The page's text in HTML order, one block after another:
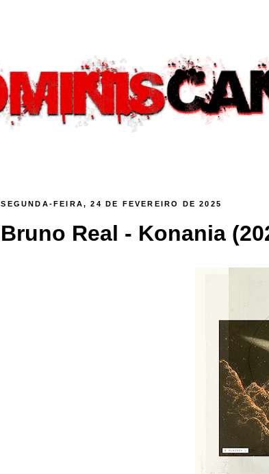
SEGUNDA-FEIRA, 24 DE FEVEREIRO DE 2025
Bruno Real - Konania